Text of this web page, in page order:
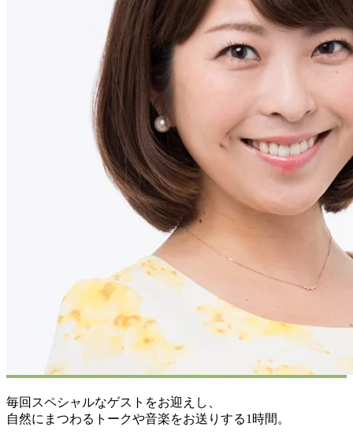
毎回スペシャルなゲストをお迎えし、
自然にまつわるトークや音楽をお送りする1時間。